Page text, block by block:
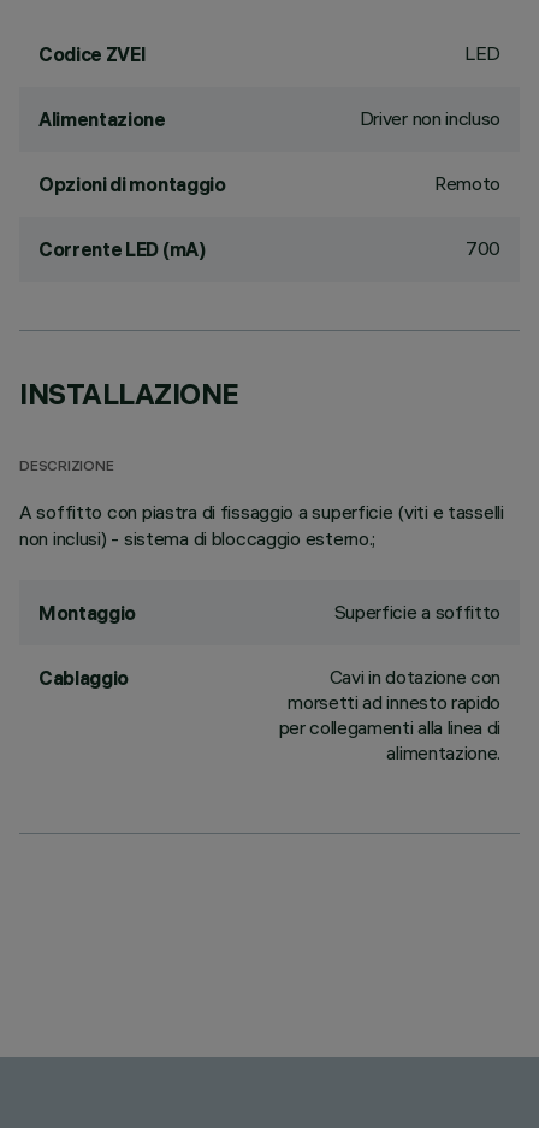
Codice ZVEI LED
Alimentazione Driver non incluso
Opzioni di montaggio Remoto
Corrente LED (mA) 700
INSTALLAZIONE
DESCRIZIONE
A soffitto con piastra di fissaggio a superficie (viti e tasselli
non inclusi) - sistema di bloccaggio esterno.;
Montaggio Superficie a soffitto
Cablaggio
Cavi in dotazione con
morsetti ad innesto rapido
per collegamenti alla linea di
alimentazione.